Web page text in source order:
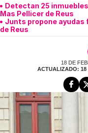
Detectan 25
Mas Pellicer de Reus
Junts propone
de Reus
18 DE
ACTUALIZADO: 18